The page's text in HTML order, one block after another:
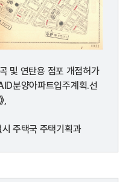
및 연탄용 점포 개점허가
분양아파트입주계획.선
,
주택국 주택기획과